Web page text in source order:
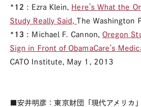
*12 : Ezra Klein, Here’s What the
Study Really Said,The Washington
*13 : Michael F. Cannon, Oregon
Sign in Front of ObamaCare’s
CATO Institute, May 1, 2013
■安井明彦：東京財団「現代アメリカ